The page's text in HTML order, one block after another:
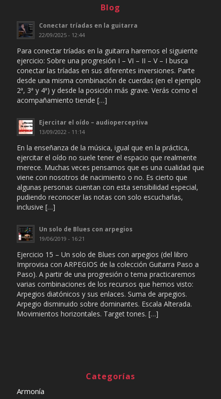
Blog
Conectar tríadas en la guitarra
22/09/2025 - 12:44
Para conectar tríadas en la guitarra haremos el siguiente
ejercicio: Sobre una progresión I – VI – II – V – I busca
conectar las tríadas en sus diferentes inversiones. Parte
desde una misma combinación de cuerdas (en el ejemplo
2ª, 3ª y 4ª) y desde la posición más grave. Verás como el
acompañamiento tiende […]
Ejercitar el oído – audioperceptiva
13/09/2022 - 11:14
En la enseñanza de la música, igual que en la práctica,
ejercitar el oído no suele tener el espacio que realmente
merece. Muchas veces pensamos que es una cualidad que
viene con nosotros de nacimiento o no. Es cierto que
algunas personas cuentan con esta sensibilidad especial,
pudiendo reconocer las notas con solo escucharlas,
inclusive […]
Un solo de Blues con arpegios
19/06/2019 - 16:21
Ejercicio 15 – Un solo de Blues con arpegios (del libro
Improvisa con ARPEGIOS de la colección Guitarra Paso a
Paso). A partir de una progresión o tema practicaremos
varias combinaciones de los recursos que hemos visto:
Arpegios diatónicos y sus enlaces. Suma de arpegios.
Arpegio disminuido sobre dominantes. Escala Alterada.
Movimientos horizontales. Target tones. […]
Categorías
Armonía